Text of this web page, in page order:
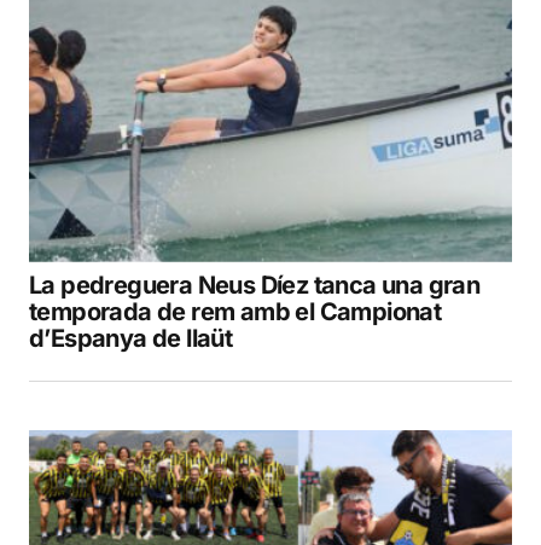
La pedreguera Neus Díez tanca una gran
temporada de rem amb el Campionat
d’Espanya de llaüt